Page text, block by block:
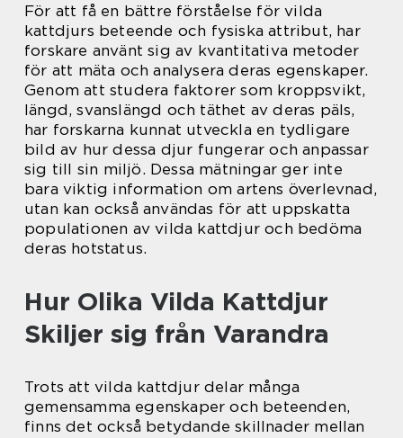
För att få en bättre förståelse för vilda
kattdjurs beteende och fysiska attribut, har
forskare använt sig av kvantitativa metoder
för att mäta och analysera deras egenskaper.
Genom att studera faktorer som kroppsvikt,
längd, svanslängd och täthet av deras päls,
har forskarna kunnat utveckla en tydligare
bild av hur dessa djur fungerar och anpassar
sig till sin miljö. Dessa mätningar ger inte
bara viktig information om artens överlevnad,
utan kan också användas för att uppskatta
populationen av vilda kattdjur och bedöma
deras hotstatus.
Hur Olika Vilda Kattdjur
Skiljer sig från Varandra
Trots att vilda kattdjur delar många
gemensamma egenskaper och beteenden,
finns det också betydande skillnader mellan